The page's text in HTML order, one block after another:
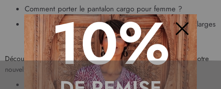
Comment porter le pantalon cargo pour femme ?
Quel type de pantalon choisir quand on a les jambes larges
?
Découvrez notresélection de pantalons pour femme tendanceet notre
nouvelle collection de pantalons pour femme Christine Laure:
pantalon beige femme ;
Fermer
10%